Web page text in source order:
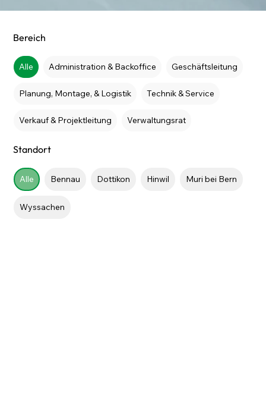
Bereich
Standort
Alle Administration & Backoffice Geschäftsleitung
Planung, Montage, & Logistik Technik & Service
Verkauf & Projektleitung Verwaltungsrat
Alle Bennau Dottikon Hinwil Muri bei Bern
Wyssachen